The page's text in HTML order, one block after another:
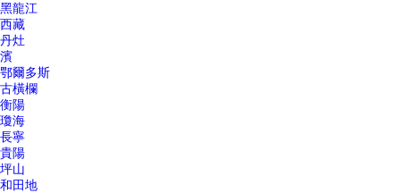
黑龍江
西藏
丹灶
濱
鄂爾多斯
古橫欄
衡陽
瓊海
長寧
貴陽
坪山
和田地